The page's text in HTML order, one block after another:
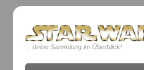
... deine Sammlung im Überblick!